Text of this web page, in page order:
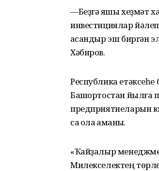
—Беҙгә яҡшы хеҙмәт
инвестициялар
ҡасандыр эш биргән
Хәбиров.
Республика
Башҡортостан йылға
предприятиеларын
саҡ ҡолаҡ ҡаҡманыҡ.
«Ҡайҙалыр
Милекселектең